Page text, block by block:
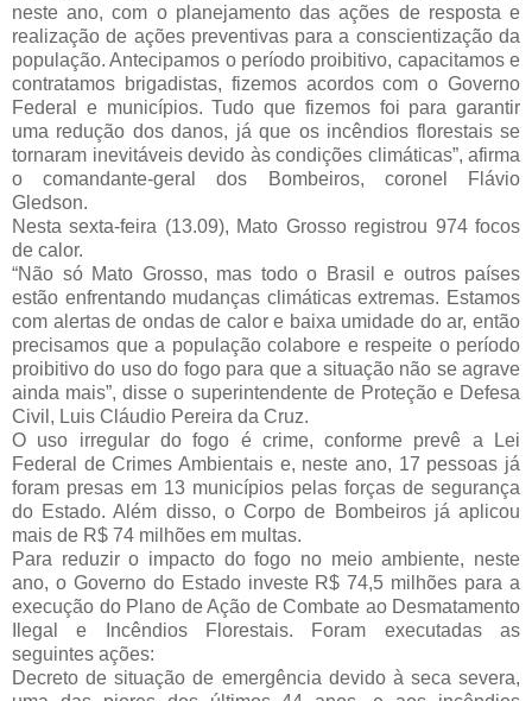
neste ano, com o planejamento das ações de resposta e
realização de ações preventivas para a conscientização da
população. Antecipamos operíodo proibitivo, capacitamos e
contratamos brigadistas, fizemos acordos com o Governo
Federal e municípios. Tudo que fizemos foi para garantir
uma redução dos danos, já que os incêndios florestais se
tornaram inevitáveis devido às condições climáticas”, afirma
o comandante-geral dos Bombeiros, coronel Flávio
Gledson.
Nesta sexta-feira (13.09), Mato Grosso registrou 974 focos
de calor.
“Não só Mato Grosso, mas todo o Brasil e outros países
estão enfrentando mudanças climáticas extremas. Estamos
com alertas de ondas de calor e baixa umidade do ar, então
precisamos que a população colabore e respeite o período
proibitivo do uso do fogo para que a situação não se agrave
ainda mais”, disse o superintendente de Proteção e Defesa
Civil, Luis Cláudio Pereira da Cruz.
O uso irregular do fogo é crime, conforme prevê a Lei
Federal de Crimes Ambientais e, neste ano, 17 pessoas já
foram presas em 13 municípios pelas forças de segurança
do Estado. Além disso, o Corpo de Bombeiros já aplicou
mais de R$ 74 milhões em multas.
Para reduzir o impacto do fogo no meio ambiente, neste
ano, o Governo do Estado investe R$ 74,5 milhões para a
execução do Plano de Ação de Combate ao Desmatamento
Ilegal e Incêndios Florestais. Foram executadas as
seguintes ações:
Decreto de situação de emergência devido à seca severa,